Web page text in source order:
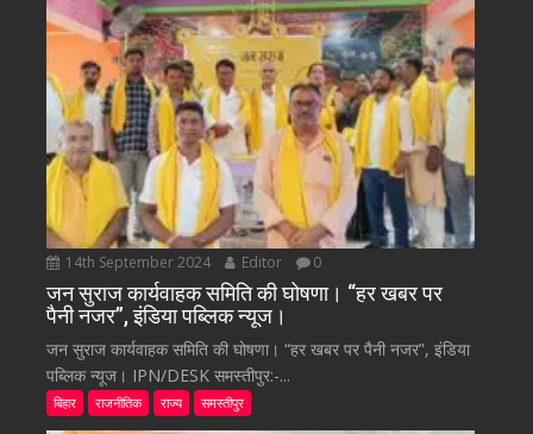
14th September 2024 Editor 0
जन सुराज कार्यवाहक समिति की घोषणा। “हर खबर पर
पैनी नजर”, इंडिया पब्लिक न्यूज।
जन सुराज कार्यवाहक समिति की घोषणा। “हर खबर पर पैनी नजर”, इंडिया
पब्लिक न्यूज। IPN/DESK समस्तीपुर:-...
बिहार राजनीतिक राज्य समस्तीपुर